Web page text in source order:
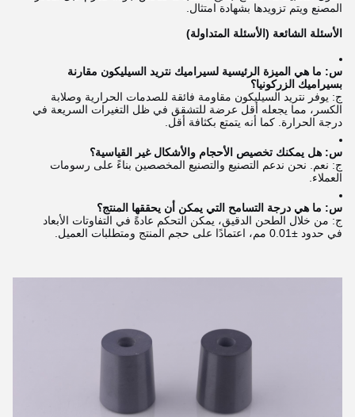
المصنع ويتم تزويدها بشهادة امتثال.
الأسئلة الشائعة (الأسئلة المتداولة)
س: ما هي الميزة الرئيسية لسيراميك نتريد السيليكون مقارنة
بسيراميك الزركونيا؟
ج: يوفر نتريد السيليكون مقاومة فائقة للصدمات الحرارية وصلابة
الكسر، مما يجعله أقل عرضة للتشقق في ظل التغيرات السريعة في
درجة الحرارة. كما أنه يتمتع بكثافة أقل.
س: هل يمكنك تخصيص الأحجام والأشكال غير القياسية؟
ج: نعم. نحن ندعم التصنيع والتصنيع المخصصين بناءً على رسومات
العملاء.
س: ما هي درجة التسامح التي يمكن أن يحققها المنتج؟
ج: من خلال الطحن الدقيق، يمكن التحكم عادةً في التفاوتات الأبعاد
في حدود ±0.01 مم، اعتمادًا على حجم المنتج ومتطلبات العميل.